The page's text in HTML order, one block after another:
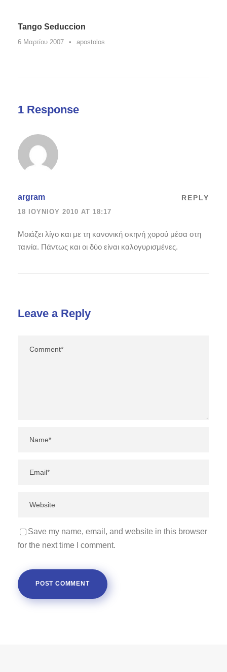
Tango Seduccion
6 Μαρτίου 2007 • apostolos
1 Response
argram
18 ΙΟΥΝΊΟΥ 2010 AT 18:17
REPLY
Μοιάζει λίγο και με τη κανονική σκηνή χορού μέσα στη
ταινία. Πάντως και οι δύο είναι καλογυρισμένες.
Leave a Reply
Save my name, email, and website in this browser
for the next time I comment.